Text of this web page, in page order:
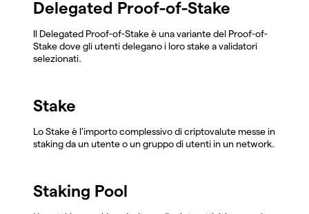
Delegated Proof-of-Stake
Il Delegated Proof-of-Stake è una variante del Proof-of-
Stake dove gli utenti delegano i loro stake a validatori
selezionati.
Stake
Lo Stake è l'importo complessivo di criptovalute messe in
staking da un utente o un gruppo di utenti in un network.
Staking Pool